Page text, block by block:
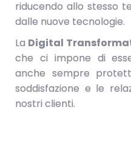
riducendo allo stesso
dalle nuove tecnologie.
La Digital
che ci impone di
anche sempre
soddisfazione e le
nostri clienti.